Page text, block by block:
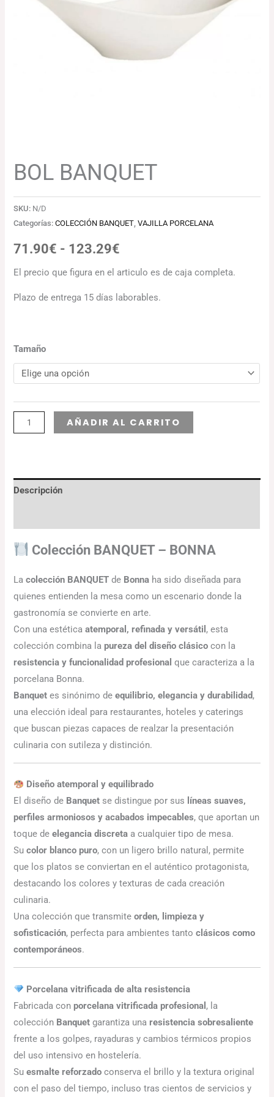
BOL BANQUET
SKU: N/D
Categorías:COLECCIÓN BANQUET ,VAJILLA PORCELANA
71.90€ - 123.29€
123.29€
El precio que figura en el articulo es de caja completa.
Plazo de entrega 15 días laborables.
Tamaño
AÑADIR AL CARRITO
Descripción
Colección BANQUET – BONNA
Lacolección BANQUET de Bonna ha sido diseñada para
quienes entienden la mesa como un escenario donde la
gastronomía se convierte en arte.
Con una estéticaatemporal, refinada y versátil , esta
colección combina lapureza del diseño clásico con la
resistencia y funcionalidad profesional que caracteriza a la
porcelana Bonna.
Banquet es sinónimo deequilibrio, elegancia y durabilidad,
una elección ideal para restaurantes, hoteles y caterings
que buscan piezas capaces de realzar la presentación
culinaria con sutileza y distinción.
Diseño atemporal y equilibrado
El diseño de Banquet se distingue por sus líneas suaves,
perfiles armoniosos y acabados impecables, que aportan un
toque deelegancia discreta a cualquier tipo de mesa.
Sucolor blanco puro, con un ligero brillo natural, permite
que los platos se conviertan en el auténtico protagonista,
destacando los colores y texturas de cada creación
culinaria.
Una colección que transmiteorden, limpieza y
sofisticación, perfecta para ambientes tantoclásicos como
contemporáneos.
Porcelana vitrificada de alta resistencia
Fabricada conporcelana vitrificada profesional , la
colección Banquet garantiza unaresistencia sobresaliente
frente a los golpes, rayaduras y cambios térmicos propios
del uso intensivo en hostelería.
Suesmalte reforzado conserva el brillo y la textura original
con el paso del tiempo, incluso tras cientos de servicios y